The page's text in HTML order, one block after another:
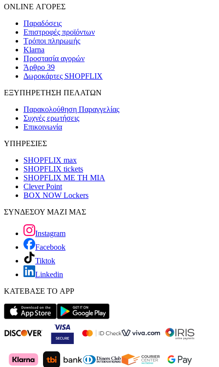
ONLINE ΑΓΟΡΕΣ
Παραδόσεις
Επιστροφές προϊόντων
Τρόποι πληρωμής
Klarna
Προστασία αγορών
Άρθρο 39
Δωροκάρτες SHOPFLIX
ΕΞΥΠΗΡΕΤΗΣΗ ΠΕΛΑΤΩΝ
Παρακολούθηση Παραγγελίας
Συχνές ερωτήσεις
Επικοινωνία
ΥΠΗΡΕΣΙΕΣ
SHOPFLIX max
SHOPFLIX tickets
SHOPFLIX ΜΕ ΤΗ ΜΙΑ
Clever Point
BOX NOW Lockers
ΣΥΝΔΕΣΟΥ ΜΑΖΙ ΜΑΣ
Instagram
Facebook
Tiktok
Linkedin
ΚΑΤΕΒΑΣΕ ΤΟ APP